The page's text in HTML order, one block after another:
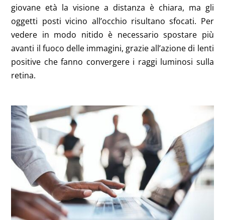
giovane età la visione a distanza è chiara, ma gli
oggetti posti vicino all’occhio risultano sfocati. Per
vedere in modo nitido è necessario spostare più
avanti il fuoco delle immagini, grazie all’azione di lenti
positive che fanno convergere i raggi luminosi sulla
retina.